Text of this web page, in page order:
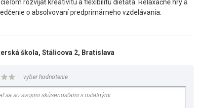
rozvíjať kreativitu a flexibilitu dieťaťa. Relaxačné hry a
o absolvovaní predprimárneho vzdelávania.
škola, Stálicova 2, Bratislava
vyber hodnotenie